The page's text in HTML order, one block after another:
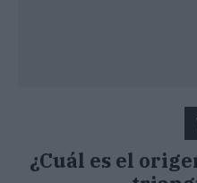
¿Cuál es el